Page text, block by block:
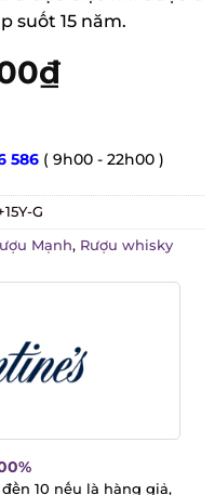
suốt 15 năm.
₫
( 9h00 - 22h00 )
G
Mạnh,Rượu whisky
đền 10 nếu là hàng